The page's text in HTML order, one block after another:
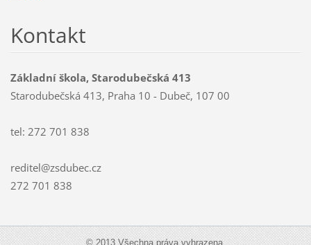
Kontakt
Základní škola, Starodubečská 413
Starodubečská 413, Praha 10 - Dubeč, 107 00
tel: 272 701 838
reditel@zsdubec.cz
272 701 838
© 2013 Všechna práva vyhrazena.